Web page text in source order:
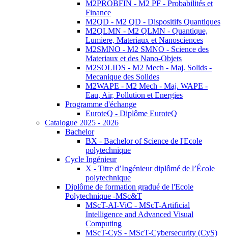
M2PROBFIN - M2 PF - Probabilités et
Finance
M2QD - M2 QD - Dispositifs Quantiques
M2QLMN - M2 QLMN - Quantique,
Lumiere, Materiaux et Nanosciences
M2SMNO - M2 SMNO - Science des
Materiaux et des Nano-Objets
M2SOLIDS - M2 Mech - Maj. Solids -
Mecanique des Solides
M2WAPE - M2 Mech - Maj. WAPE -
Eau, Air, Pollution et Energies
Programme d'échange
EuroteQ - Diplôme EuroteQ
Catalogue 2025 - 2026
Bachelor
BX - Bachelor of Science de l'Ecole
polytechnique
Cycle Ingénieur
X - Titre d’Ingénieur diplômé de l’École
polytechnique
Diplôme de formation gradué de l'Ecole
Polytechnique -MSc&T
MScT-AI-ViC - MScT-Artificial
Intelligence and Advanced Visual
Computing
MScT-CyS - MScT-Cybersecurity (CyS)